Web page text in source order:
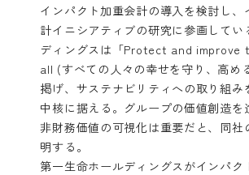
インパクト加重会計の導入を検討し、
計イニシアティブの研究に参画してい
ディングスは「Protect and
all (すべての人々の幸せを守り、高め
掲げ、サステナビリティへの取り組み
中核に据える。グループの価値創造を
非財務価値の可視化は重要だと、同社
明する。
第一生命ホールディングスがインパク